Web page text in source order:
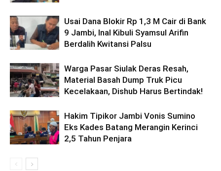
Usai Dana Blokir Rp 1,3 M Cair di Bank
9 Jambi, Inal Kibuli Syamsul Arifin
Berdalih Kwitansi Palsu
Warga Pasar Siulak Deras Resah,
Material Basah Dump Truk Picu
Kecelakaan, Dishub Harus Bertindak!
Hakim Tipikor Jambi Vonis Sumino
Eks Kades Batang Merangin Kerinci
2,5 Tahun Penjara